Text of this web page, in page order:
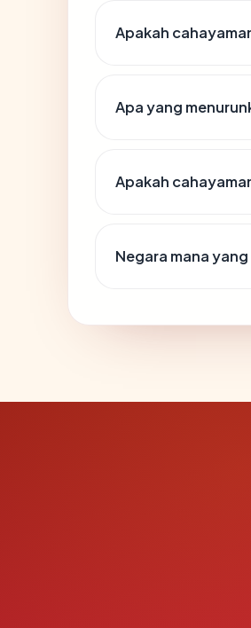
Apakah
Apa yang
Apakah
Negara mana